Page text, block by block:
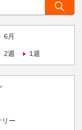
6月
2週 1週
リー